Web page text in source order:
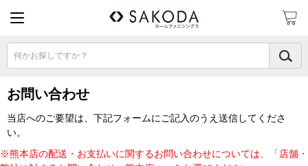
何かお探しですか？
お問い合わせ
当店へのご要望は、下記フォームにご記入のうえ送信してくださ
い。
※熊本店の配送・お支払いに関するお問い合わせについては、「店舗・